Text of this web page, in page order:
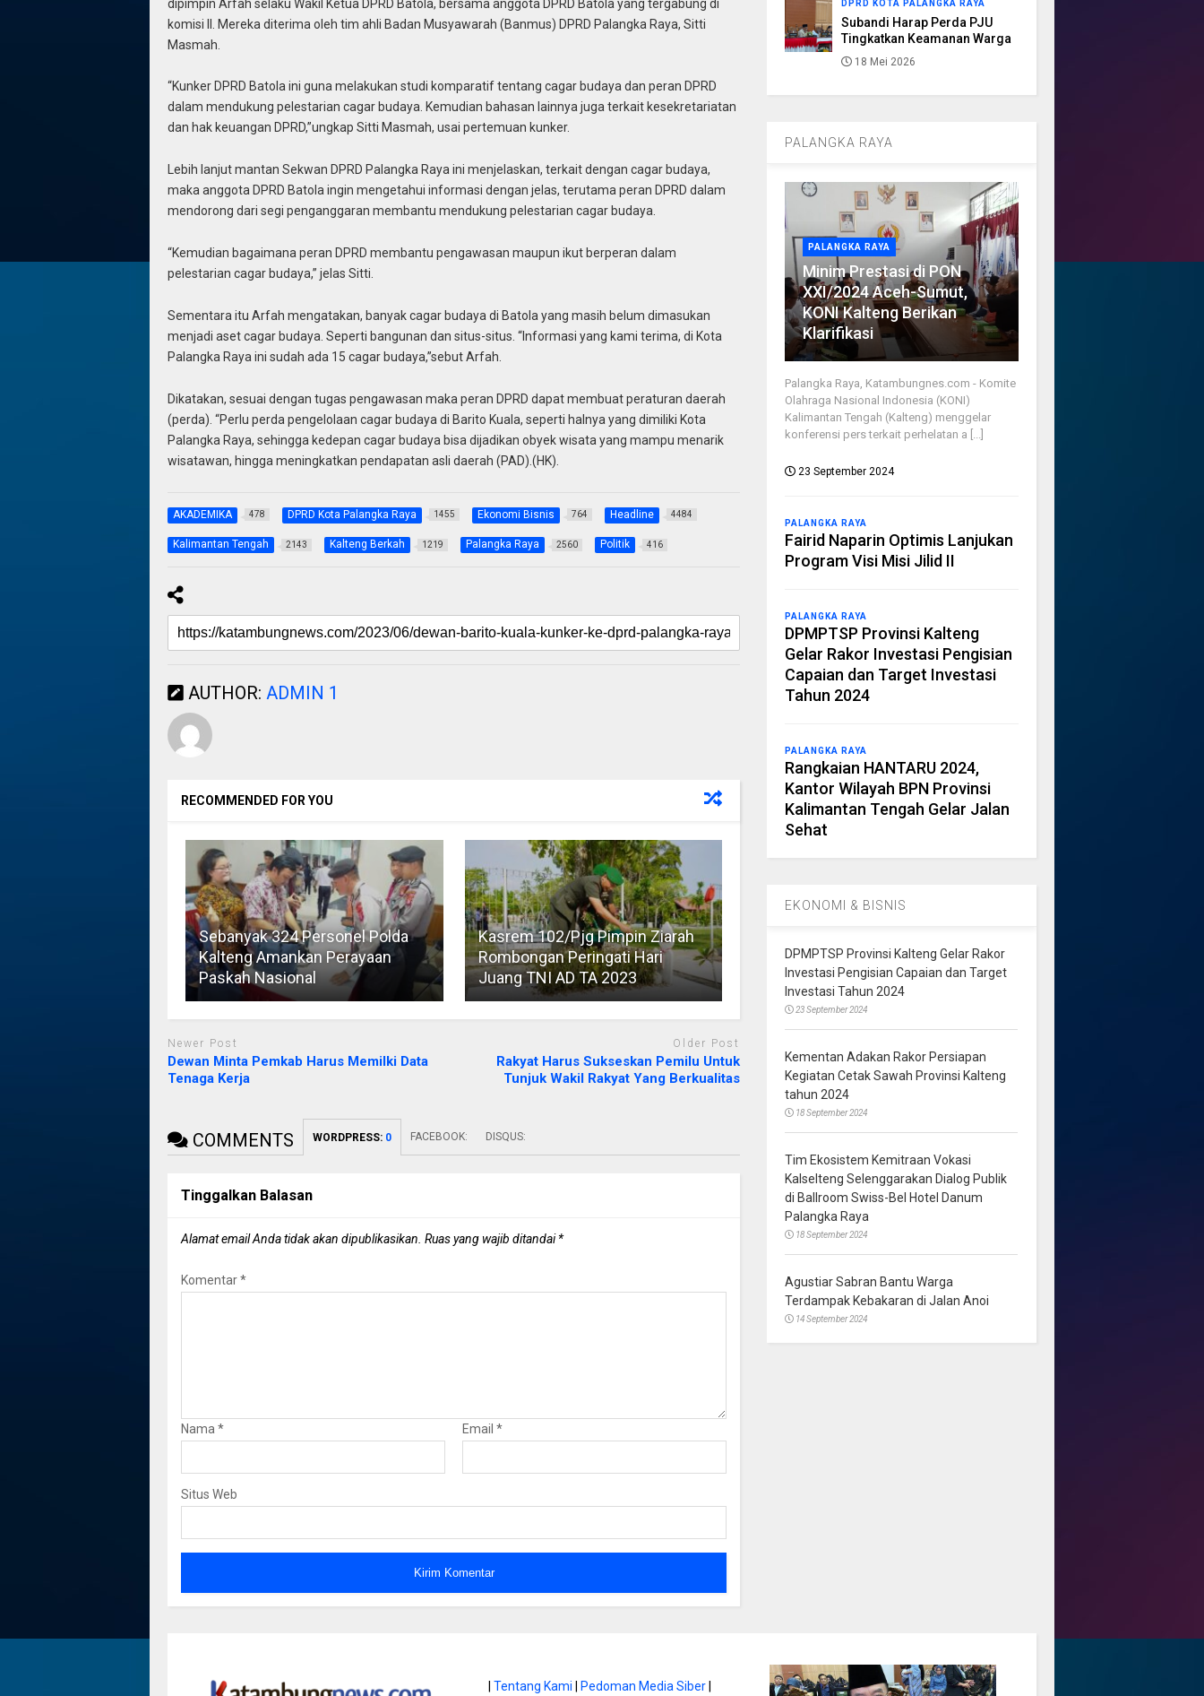
dipimpin Arfah selaku Wakil Ketua DPRD Batola, bersama anggota DPRD Batola yang tergabung di
komisi II. Mereka diterima oleh tim ahli Badan Musyawarah (Banmus) DPRD Palangka Raya, Sitti
Masmah.
“Kunker DPRD Batola ini guna melakukan studi komparatif tentang cagar budaya dan peran DPRD
dalam mendukung pelestarian cagar budaya. Kemudian bahasan lainnya juga terkait kesekretariatan
dan hak keuangan DPRD,”ungkap Sitti Masmah, usai pertemuan kunker.
Lebih lanjut mantan Sekwan DPRD Palangka Raya ini menjelaskan, terkait dengan cagar budaya,
maka anggota DPRD Batola ingin mengetahui informasi dengan jelas, terutama peran DPRD dalam
mendorong dari segi penganggaran membantu mendukung pelestarian cagar budaya.
“Kemudian bagaimana peran DPRD membantu pengawasan maupun ikut berperan dalam
pelestarian cagar budaya,” jelas Sitti.
Sementara itu Arfah mengatakan, banyak cagar budaya di Batola yang masih belum dimasukan
menjadi aset cagar budaya. Seperti bangunan dan situs-situs. “Informasi yang kami terima, di Kota
Palangka Raya ini sudah ada 15 cagar budaya,”sebut Arfah.
Dikatakan, sesuai dengan tugas pengawasan maka peran DPRD dapat membuat peraturan daerah
(perda). “Perlu perda pengelolaan cagar budaya di Barito Kuala, seperti halnya yang dimiliki Kota
Palangka Raya, sehingga kedepan cagar budaya bisa dijadikan obyek wisata yang mampu menarik
wisatawan, hingga meningkatkan pendapatan asli daerah (PAD).(HK).
AKADEMIKA 478 DPRD Kota Palangka Raya 1455 Ekonomi Bisnis 764 Headline 4484
Kalimantan Tengah 2143 Kalteng Berkah 1219 Palangka Raya 2560 Politik 416
AUTHOR: ADMIN 1
RECOMMENDED FOR YOU
Sebanyak 324 Personel Polda
Kalteng Amankan Perayaan
Paskah Nasional
Kasrem 102/Pjg Pimpin Ziarah
Rombongan Peringati Hari
Juang TNI AD TA 2023
Newer Post
Dewan Minta Pemkab Harus Memilki Data
Tenaga Kerja
Older Post
Rakyat Harus Sukseskan Pemilu Untuk
Tunjuk Wakil Rakyat Yang Berkualitas
COMMENTS WORDPRESS: 0 FACEBOOK: DISQUS:
Tinggalkan Balasan
Alamat email Anda tidak akan dipublikasikan. Ruas yang wajib ditandai*
Komentar*
Nama* Email *
Situs Web
DPRD KOTA PALANGKA RAYA
Subandi Harap Perda PJU
Tingkatkan Keamanan Warga
18 Mei 2026
PALANGKA RAYA
PALANGKA RAYA
Minim Prestasi di PON
XXI/2024 Aceh-Sumut,
KONI Kalteng Berikan
Klarifikasi
Palangka Raya, Katambungnes.com - Komite
Olahraga Nasional Indonesia (KONI)
Kalimantan Tengah (Kalteng) menggelar
konferensi pers terkait perhelatan a [...]
23 September 2024
PALANGKA RAYA
Fairid Naparin Optimis Lanjukan
Program Visi Misi Jilid II
PALANGKA RAYA
DPMPTSP Provinsi Kalteng
Gelar Rakor Investasi Pengisian
Capaian dan Target Investasi
Tahun 2024
PALANGKA RAYA
Rangkaian HANTARU 2024,
Kantor Wilayah BPN Provinsi
Kalimantan Tengah Gelar Jalan
Sehat
EKONOMI & BISNIS
DPMPTSP Provinsi Kalteng Gelar Rakor
Investasi Pengisian Capaian dan Target
Investasi Tahun 2024
23 September 2024
Kementan Adakan Rakor Persiapan
Kegiatan Cetak Sawah Provinsi Kalteng
tahun 2024
18 September 2024
Tim Ekosistem Kemitraan Vokasi
Kalselteng Selenggarakan Dialog Publik
di Ballroom Swiss-Bel Hotel Danum
Palangka Raya
18 September 2024
Agustiar Sabran Bantu Warga
Terdampak Kebakaran di Jalan Anoi
14 September 2024
|Tentang Kami Pedoman Media Siber
Dua Jembatan di Gunung